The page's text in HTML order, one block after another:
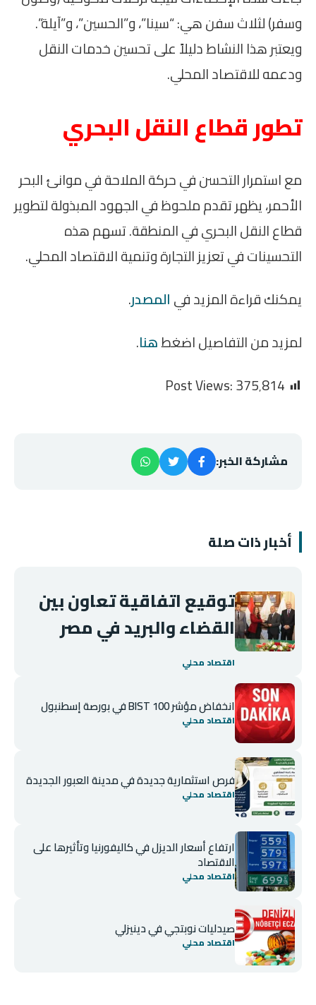
وسفر) لثلاث سفن هي: “سينا”، و”الحسين”، و”آيلة”.
ويعتبر هذا النشاط دليلاً على تحسين خدمات النقل
ودعمه للاقتصاد المحلي.
تطور قطاع النقل البحري
مع استمرار التحسن في حركة الملاحة في موانئ البحر
الأحمر، يظهر تقدم ملحوظ في الجهود المبذولة لتطوير
قطاع النقل البحري في المنطقة. تسهم هذه
التحسينات في تعزيز التجارة وتنمية الاقتصاد المحلي.
يمكنك قراءة المزيد فيالمصدر.
لمزيد من التفاصيل اضغطهنا.
Post Views:375٬814
مشاركة الخبر:
أخبار ذات صلة
توقيع اتفاقية تعاون بين
القضاء والبريد في مصر
اقتصاد محلي
انخفاض مؤشر BIST 100 في بورصة إسطنبول
اقتصاد محلي
فرص استثمارية جديدة في مدينة العبور الجديدة
اقتصاد محلي
ارتفاع أسعار الديزل في كاليفورنيا وتأثيرها على
الاقتصاد
اقتصاد محلي
صيدليات نوبتجي في دينيزلي
اقتصاد محلي